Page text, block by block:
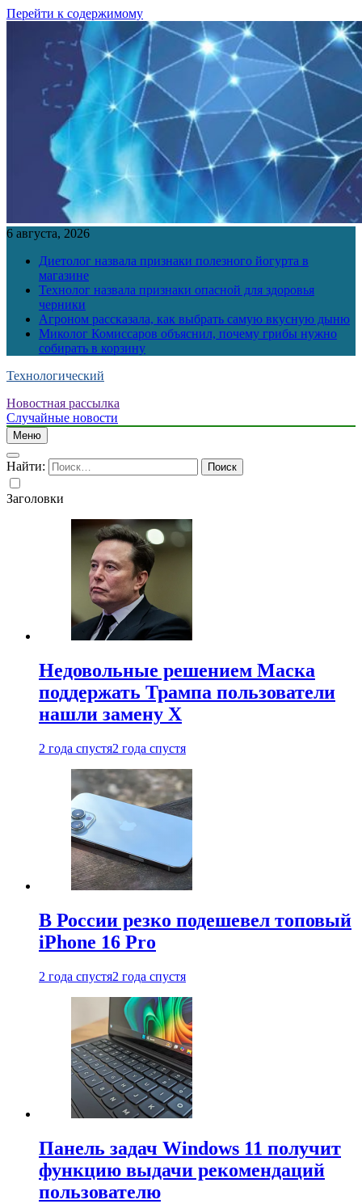
Перейти к содержимому
6 августа, 2026
Диетолог назвала признаки полезного йогурта в
магазине
Технолог назвала признаки опасной для здоровья
черники
Агроном рассказала, как выбрать самую вкусную дыню
Миколог Комиссаров объяснил, почему грибы нужно
собирать в корзину
Технологический
Новостная рассылка
Случайные новости
Меню
Найти:
Заголовки
Недовольные решением Маска
поддержать Трампа пользователи
нашли замену X
2 года спустя2 года спустя
В России резко подешевел топовый
iPhone 16 Pro
2 года спустя2 года спустя
Панель задач Windows 11 получит
функцию выдачи рекомендаций
пользователю